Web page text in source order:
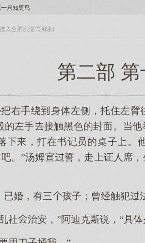
只知更鸟
入全屏沉浸式阅读）
第二部
右手绕身体左侧，托住左
左手接触黑色的封面。
，打在书记员的桌子。
。”汤姆宣誓，走证人席
已婚，有三孩子；曾经触犯
社治安，”阿迪克斯说，“具